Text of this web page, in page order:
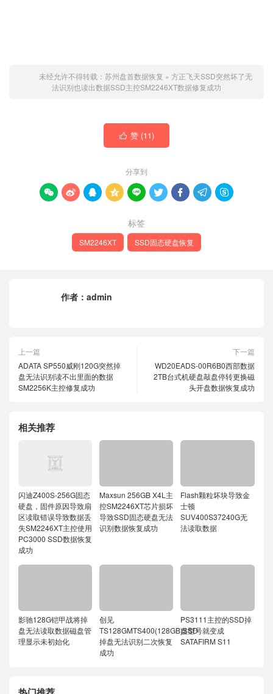
未经允许不得转载： 苏州盘首数据恢复 » 方正飞天SSD突然坏了无
法识别也读出数据SSD主控SM2246XT数据修复成功
 赞 (11)
分享到
        
标签
SM2246XT SSD固态硬盘恢复
作者： admin
上一篇
ADATA SP550威刚120G突然掉
盘无法识别读不出里面的数据
SM2256K主控修复成功
下一篇
WD20EADS-00R6B0西部数据
2TB台式机硬盘敲盘停转更换磁
头开盘数据恢复成功
相关推荐
闪迪Z400S-256G固态
硬盘，固件原因导致扇
区读取错误导致数据丢
失SM2246XT主控使用
PC3000 SSD数据恢复
成功
Maxsun 256GB X4L主
控SM2246XT芯片损坏
导致SSD固态硬盘无法
识别数据恢复成功
Flash颗粒坏块导致金
士顿
SUV400S37240G无
法读取数据
影驰128G铠甲战将掉
盘无法读取数据磁盘管
理显示未初始化
创见
TS128GMTS400(128GB)SSD
掉盘无法识别二次恢复
成功
PS3111主控的SSD掉
盘型号就变成
SATAFIRM S11